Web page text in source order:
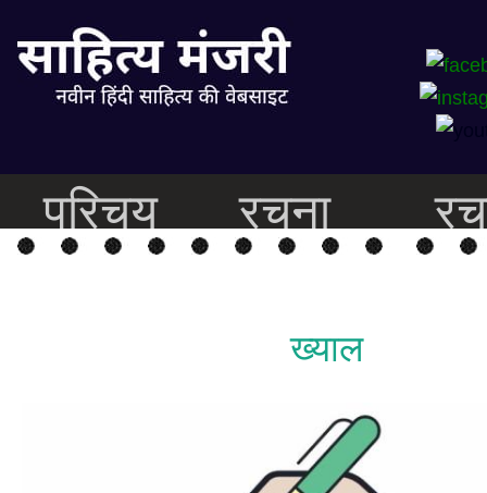
परिचय रचना
ख्याल